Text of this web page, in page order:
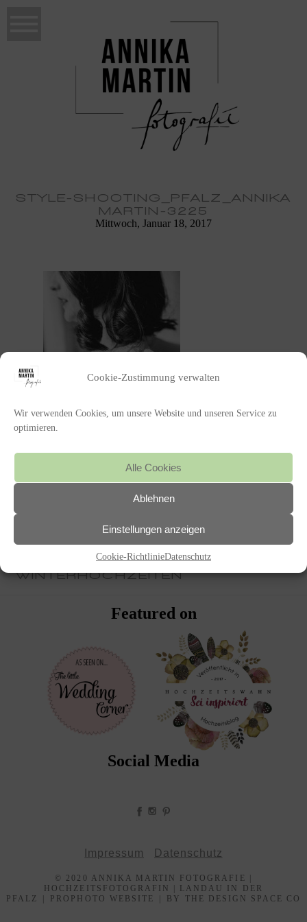
Cookie-Zustimmung verwalten
Wir verwenden Cookies, um unsere Website und unseren Service zu
optimieren.
Alle Cookies
Ablehnen
Einstellungen anzeigen
Cookie-RichtlinieDatenschutz
STYLE-SHOOTING_PFALZ_ANNIKA
MARTIN-3225
Mittwoch, Januar 18, 2017
EINE INSPIRATION FÜR
WINTERHOCHZEITEN
Featured on
Social Media
Impressum Datenschutz
© 2020 ANNIKA MARTIN FOTOGRAFIE |
HOCHZEITSFOTOGRAFIN | LANDAU IN DER
PFALZ
PROPHOTO WEBSITE BY THE DESIGN SPACE CO